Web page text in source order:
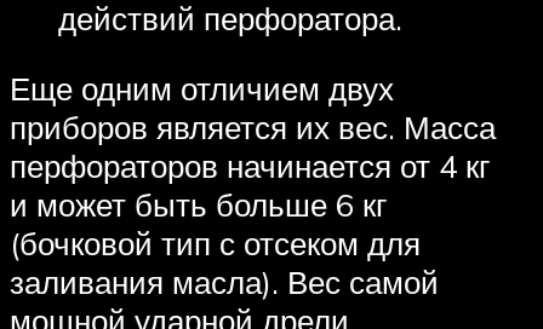
действий перфоратора.
Еще одним отличием двух
приборов является их вес. Масса
перфораторов начинается от 4 кг
и может быть больше 6 кг
(бочковой тип с отсеком для
заливания масла). Вес самой
мощной ударной дрели